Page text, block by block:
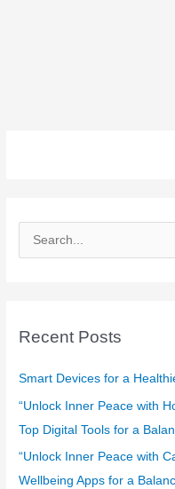
e
c
f
o
r
Recent Posts
Smart Devices for a
“Unlock Inner Peace with
Top Digital Tools for a
“Unlock Inner Peace with
Wellbeing Apps for a